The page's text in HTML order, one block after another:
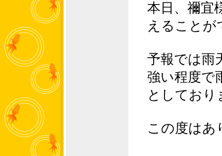
本日、禰宜
えることが
予報では雨
強い程度で
としており
この度はあ